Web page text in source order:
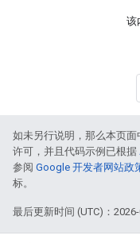
该
如未另行说明，那么本页
许可，并且代码示例已根据
参阅 Google 开发者网站政
标。
最后更新时间 (UTC)：2026-